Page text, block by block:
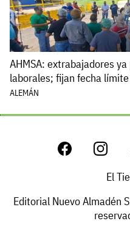
AHMSA: extrabajadores
laborales; fijan fecha
ALEMÁN
El
Editorial Nuevo Almadén